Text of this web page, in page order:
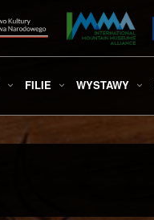
FILIE WYSTAWY